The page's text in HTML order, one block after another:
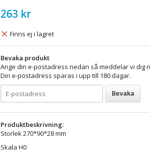
263 kr
Finns ej i lagret
Bevaka produkt
Ange din e-postadress nedan så meddelar vi dig
Din e-postadress sparas i upp till 180 dagar.
Bevaka
Produktbeskrivning:
Storlek 270*90*28 mm
Skala H0